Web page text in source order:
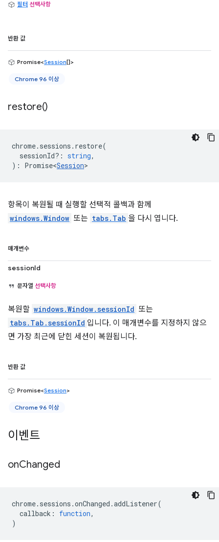
필터 선택사항
반환 값
Promise<Session[]>
Chrome 96 이상
restore()
chrome. sessions . restore(
sessionId? : string,
) : Promise<Session>
항목이 복원될 때 실행할 선택적 콜백과 함께
windows.Window 또는 tabs.Tab 을 다시 엽니다.
매개변수
sessionId
문자열 선택사항
복원할 windows.Window.sessionId 또는
tabs.Tab.sessionId 입니다. 이 매개변수를 지정하지 않으
면 가장 최근에 닫힌 세션이 복원됩니다.
반환 값
Promise<Session>
Chrome 96 이상
이벤트
onChanged
chrome. sessions .onChanged .addListener(
callback : function,
)